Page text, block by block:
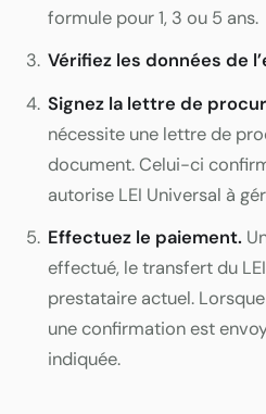
formule pour 1, 3 ou 5 ans.
Vérifiez les données de
Signez la lettre de
nécessite une lettre de
document. Celui-ci
autorise LEI Universal à
Effectuez le paiement.
effectué, le transfert du
prestataire actuel.
une confirmation est
indiquée.